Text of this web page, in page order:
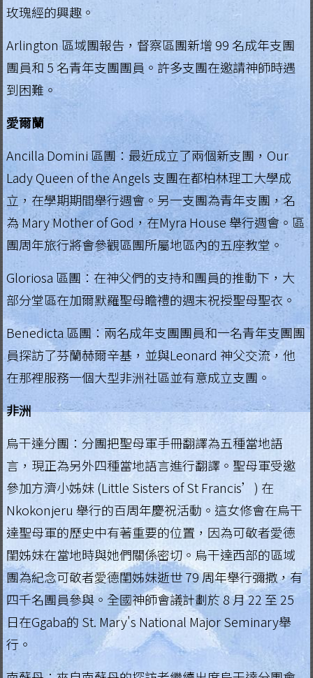
a
y
.
H
n
g
o
n
g
R
g
i
a
玫瑰經的興趣。
Arlington 區域團報告，督察區團新增 99 名成年支團
團員和 5 名青年支團團員。許多支團在邀請神師時遇
到困難。
愛爾蘭
Ancilla Domini 區團：最近成立了兩個新支團，Our
Lady Queen of the Angels 支團在都柏林理工大學成
立，在學期期間舉行週會。另一支團為青年支團，名
為 Mary Mother of God，在Myra House 舉行週會。區
團周年旅行將會參觀區團所屬地區內的五座教堂。
Gloriosa 區團：在神父們的支持和團員的推動下，大
部分堂區在加爾默羅聖母瞻禮的週末祝授聖母聖衣。
Benedicta 區團：兩名成年支團團員和一名青年支團團
員探訪了芬蘭赫爾辛基，並與Leonard 神父交流，他
在那裡服務一個大型非洲社區並有意成立支團。
非洲
烏干達分團：分團把聖母軍手冊翻譯為五種當地語
言，現正為另外四種當地語言進行翻譯。聖母軍受邀
參加方濟小姊妹 (Little Sisters of St Francis’) 在
Nkokonjeru 舉行的百周年慶祝活動。這女修會在烏干
達聖母軍的歷史中有著重要的位置，因為可敬者愛德
閨姊妹在當地時與她們關係密切。烏干達西部的區域
團為紀念可敬者愛德閨姊妹逝世 79 周年舉行彌撒，有
四千名團員參與。全國神師會議計劃於 8 月 22 至 25
日在Ggaba的 St. Mary's National Major Seminary舉
行。